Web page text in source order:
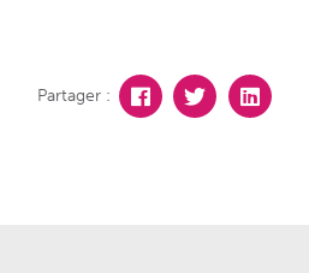
Partager :